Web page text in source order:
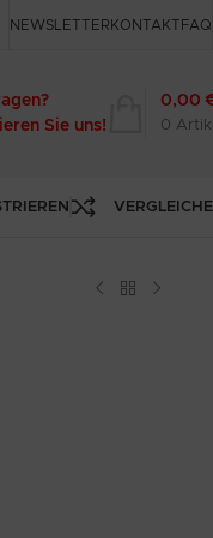
NEWSLETTER KONTAKT FAQ
Sie uns!
0
0,00